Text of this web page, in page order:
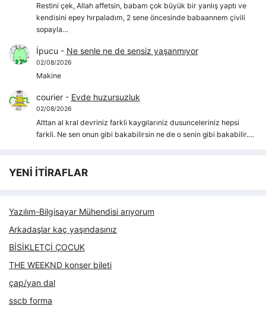
Restini çek, Allah affetsin, babam çok büyük bir yanlış yaptı ve
kendisini epey hırpaladım, 2 sene öncesinde babaannem çivili
sopayla…
İpucu - Ne senle ne de sensiz yaşanmıyor
02/08/2026
Makine
courier- Evde huzursuzluk
02/08/2026
Alttan al kral devriniz farkli kaygılarıniz dusunceleriniz hepsi
farkli. Ne sen onun gibi bakabilirsin ne de o senin gibi bakabilir.…
YENİ İTİRAFLAR
Yazılım-Bilgisayar Mühendisi arıyorum
Arkadaşlar kaç yaşındasınız
BİSİKLETÇİ ÇOCUK
THE WEEKND konser bileti
çap/yan dal
sscb forma